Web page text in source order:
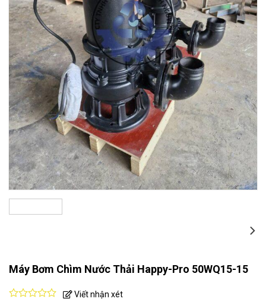
Máy Bơm Chìm Nước Thải Happy-Pro 50WQ15-15
Viết nhận xét